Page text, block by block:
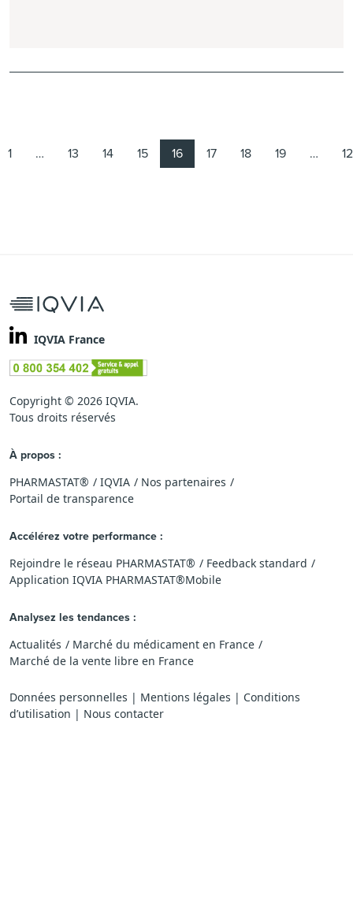
1 … 13 14 15 16(current)
17 18 19 …
IQVIA France
Copyright © 2026 IQVIA.
Tous droits réservés
À propos :
PHARMASTAT® IQVIA
Nos partenaires
Portail de transparence
Accélérez votre performance :
Rejoindre le réseau PHARMASTAT®
Feedback standard
Application IQVIA PHARMASTAT®Mobile
Analysez les tendances :
Actualités
Marché du médicament en France
Marché de la vente libre en France
Données personnelles | Mentions légales | Conditions
d’utilisation | Nous contacter